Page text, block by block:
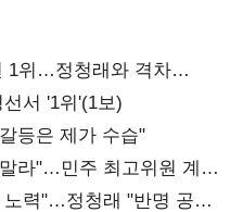
1위…정청래와 격차
서 '1위'(1보)
등은 제가 수습"
라"…민주 최고위원 계파
노력"…정청래 "반명 공세